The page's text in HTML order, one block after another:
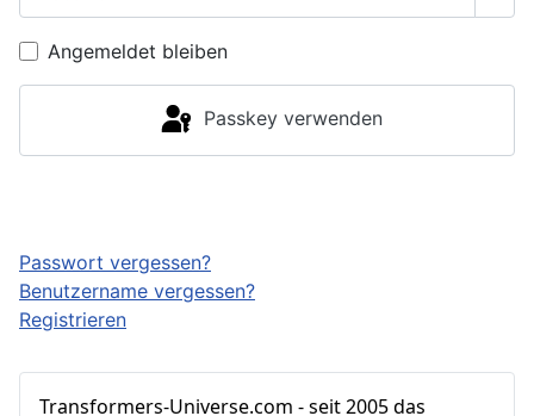
Angemeldet bleiben
Passkey verwenden
Passwort vergessen?
Benutzername vergessen?
Registrieren
Transformers‑Universe.com - seit 2005 das